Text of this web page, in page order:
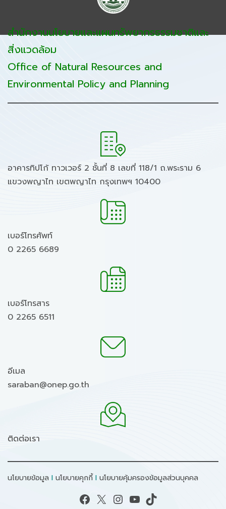
สำนักงานนโยบายและแผนทรัพยากรธรรมชาติและ
สิ่งแวดล้อม
Office of Natural Resources and
Environmental Policy and Planning
อาคารทิปโก้ ทาวเวอร์ 2 ชั้นที่ 8 เลขที่ 118/1 ถ.พระราม 6
แขวงพญาไท เขตพญาไท กรุงเทพฯ 10400
เบอร์โทรศัพท์
0 2265 6689
เบอร์โทรสาร
0 2265 6511
อีเมล
saraban@onep.go.th
ติดต่อเรา
นโยบายข้อมูล I นโยบายคุกกี้ I นโยบายคุ้มครองข้อมูลส่วนบุคคล
Facebook X Instagram YouTube TikTok